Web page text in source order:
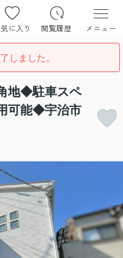
に入り 閲覧履歴 メニュー
しました。
地◆駐車スペ
可能◆宇治市